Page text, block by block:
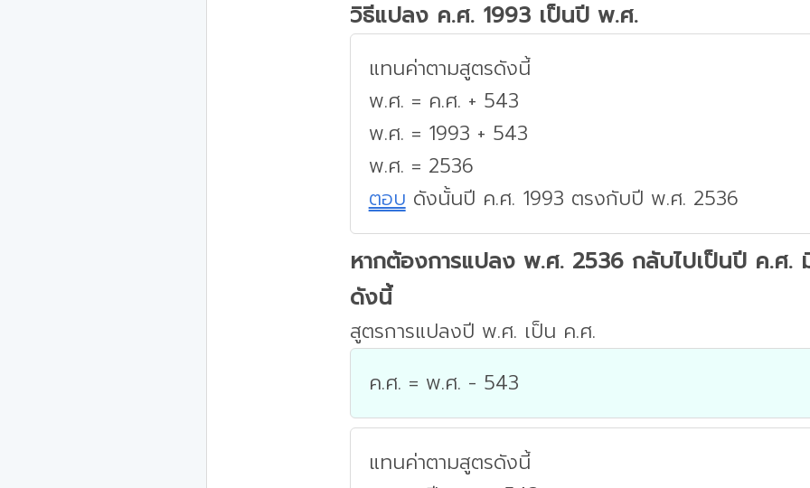
วิธีแปลง ค.ศ. 1993 เป็นปี พ.ศ.
แทนค่าตามสูตรดังนี้
พ.ศ. = ค.ศ. + 543
พ.ศ. = 1993 + 543
พ.ศ. = 2536
ตอบ ดังนั้นปี ค.ศ. 1993 ตรงกับปี พ.ศ. 2536
หากต้องการแปลง พ.ศ. 2536 กลับไปเป็นปี ค.ศ.
ดังนี้
สูตรการแปลงปี พ.ศ. เป็น ค.ศ.
ค.ศ. = พ.ศ. - 543
แทนค่าตามสูตรดังนี้